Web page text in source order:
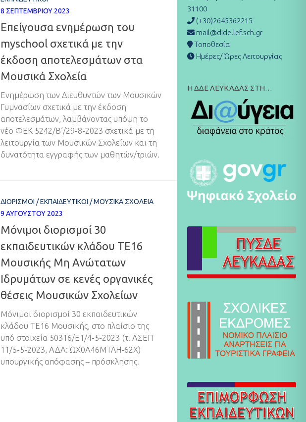
8 ΣΕΠΤΕΜΒΡΊΟΥ 2023
Επείγουσα ενημέρωση του
myschool σχετικά με την
έκδοση αποτελεσμάτων στα
Μουσικά Σχολεία
Ενημέρωση των Διευθυντών των Μουσικών
Γυμνασίων σχετικά με την έκδοση
αποτελεσμάτων, λαμβάνοντας υπόψη το
νέο ΦΕΚ 5242/Β’/29-8-2023 σχετικά με τη
λειτουργία των Μουσικών Σχολείων και τη
δυνατότητα εγγραφής των μαθητών/τριών.
ΔΙΟΡΙΣΜΟΊ /ΕΚΠΑΙΔΕΥΤΙΚΟΊ /ΜΟΥΣΙΚΆ ΣΧΟΛΕΊΑ
9 ΑΥΓΟΎΣΤΟΥ 2023
Μόνιμοι διορισμοί 30
εκπαιδευτικών κλάδου ΤΕ16
Μουσικής Μη Ανώτατων
Ιδρυμάτων σε κενές οργανικές
θέσεις Μουσικών Σχολείων
Μόνιμοι διορισμοί 30 εκπαιδευτικών
κλάδου ΤΕ16 Μουσικής, στο πλαίσιο της
υπό στοιχεία 50316/Ε1/4-5-2023 (τ. ΑΣΕΠ
11/5-5-2023, ΑΔΑ: ΩΧ0Α46ΜΤΛΗ-62Χ)
υπουργικής απόφασης – πρόσκλησης.
31100
(+30)2645362215
mail@dide.lef.sch.gr
Τοποθεσία
Ημέρες/ Ώρες Λειτουργίας
Η ΔΔΕ ΛΕΥΚΑΔΑΣ ΣΤΗ…